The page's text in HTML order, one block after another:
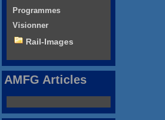
Programmes
Visionner
Rail-Images
AMFG Articles